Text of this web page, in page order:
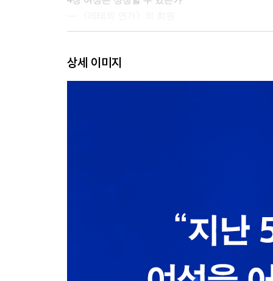
― 김향숙 소설의 ‘언캐니’한 딸들
9장 ‘건널 수 없는 강’은 결코 건너지 않는 사랑
상세 이미지